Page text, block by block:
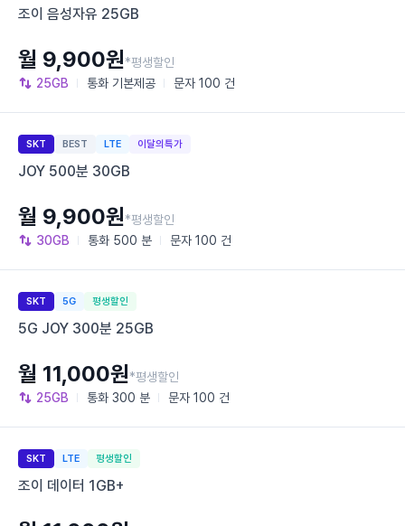
조이 음성자유 25GB
25GB 통화 기본제공 문자 100 건
월 9,900원*평생할인
SKT BEST LTE 이달의특가
JOY 500분 30GB
30GB 통화 500 분 문자 100 건
월 9,900원*평생할인
SKT 5G 평생할인
5G JOY 300분 25GB
25GB 통화 300 분 문자 100 건
월 11,000원*평생할인
SKT LTE 평생할인
조이 데이터 1GB+